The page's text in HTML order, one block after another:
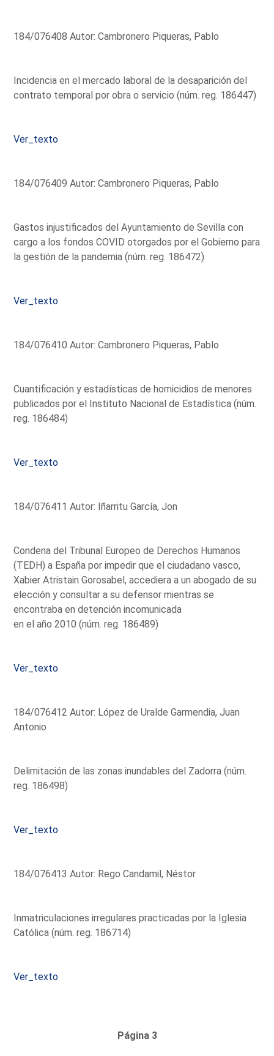
184/076408 Autor: Cambronero Piqueras, Pablo
Incidencia en el mercado laboral de la desaparición del
contrato temporal por obra o servicio (núm. reg. 186447)
Ver_texto
184/076409 Autor: Cambronero Piqueras, Pablo
Gastos injustificados del Ayuntamiento de Sevilla con
cargo a los fondos COVID otorgados por el Gobierno para
la gestión de la pandemia (núm. reg. 186472)
Ver_texto
184/076410 Autor: Cambronero Piqueras, Pablo
Cuantificación y estadísticas de homicidios de menores
publicados por el Instituto Nacional de Estadística (núm.
reg. 186484)
Ver_texto
184/076411 Autor: Iñarritu García, Jon
Condena del Tribunal Europeo de Derechos Humanos
(TEDH) a España por impedir que el ciudadano vasco,
Xabier Atristain Gorosabel, accediera a un abogado de su
elección y consultar a su defensor mientras se
encontraba en detención incomunicada
en el año 2010 (núm. reg. 186489)
Ver_texto
184/076412 Autor: López de Uralde Garmendia, Juan
Antonio
Delimitación de las zonas inundables del Zadorra (núm.
reg. 186498)
Ver_texto
184/076413 Autor: Rego Candamil, Néstor
Inmatriculaciones irregulares practicadas por la Iglesia
Católica (núm. reg. 186714)
Ver_texto
Página 3